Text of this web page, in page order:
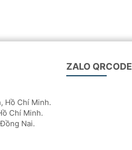
Hồ Chí Minh.
Chí Minh.
Nai.
ZALO QRCODE